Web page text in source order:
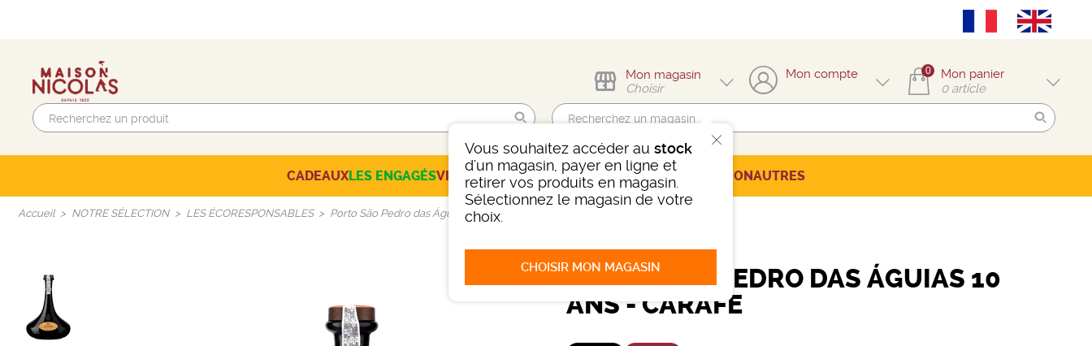
Trouvez-moi !
Mon magasin
Choisir
Vous souhaitez accéder au stock
d'un magasin, payer en ligne et
retirer vos produits en magasin.
Sélectionnez le magasin de votre
choix.
CHOISIR MON MAGASIN
Mon compte 0
Mon panier
0 article
CADEAUXLES ENGAGÉSVINSCHAMPAGNESSPIRITUEUXBIÈRES SÉLECTIONAUTRES
Accueil NOTRE SÉLECTION LES ÉCORESPONSABLES Porto São Pedro das Águias 10 Ans - Carafe
PORTO SÃO PEDRO DAS ÁGUIAS 10
ANS - CARAFE